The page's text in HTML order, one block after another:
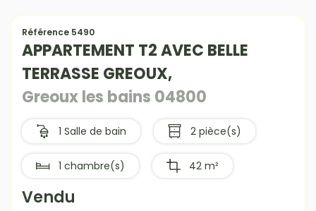
Référence 5490
APPARTEMENT T2 AVEC BELLE
TERRASSE GREOUX,
Greoux les bains 04800
1 Salle de bain 2 pièce(s)
1 chambre(s) 42 m²
Vendu